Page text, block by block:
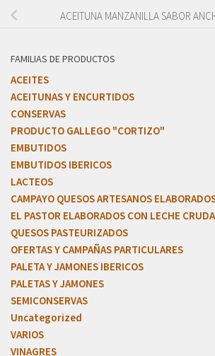
ACEITUNA MANZANILLA SABOR
FAMILIAS DE PRODUCTOS
ACEITES
ACEITUNAS Y ENCURTIDOS
CONSERVAS
PRODUCTO GALLEGO "CORTIZO"
EMBUTIDOS
EMBUTIDOS IBERICOS
LACTEOS
CAMPAYO QUESOS ARTESANOS
EL PASTOR ELABORADOS CON LECHE CRUDA
QUESOS PASTEURIZADOS
OFERTAS Y CAMPAÑAS PARTICULARES
PALETA Y JAMONES IBERICOS
PALETAS Y JAMONES
SEMICONSERVAS
Uncategorized
VARIOS
VINAGRES